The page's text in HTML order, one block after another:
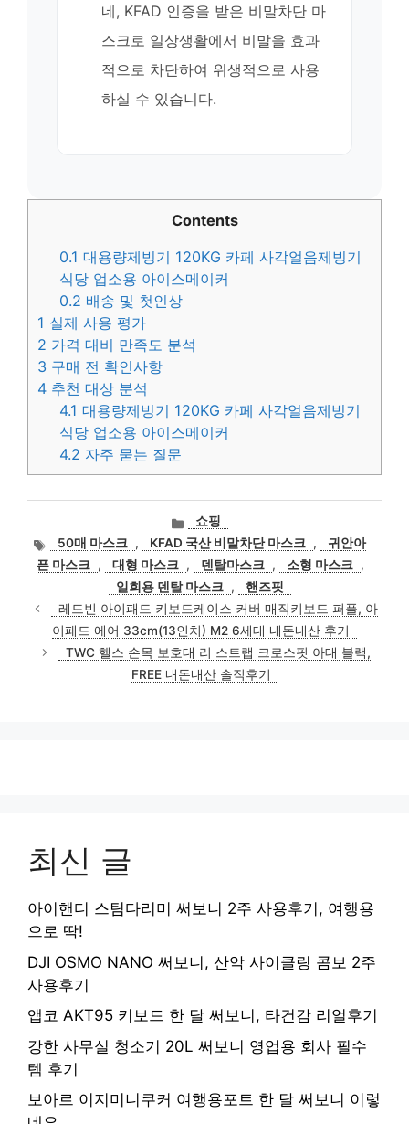
네, KFAD 인증을 받은 비말차단 마
스크로 일상생활에서 비말을 효과
적으로 차단하여 위생적으로 사용
하실 수 있습니다.
Contents
0.1 대용량제빙기 120KG 카페 사각얼음제빙기
식당 업소용 아이스메이커
0.2 배송 및 첫인상
1 실제 사용 평가
2 가격 대비 만족도 분석
3 구매 전 확인사항
4 추천 대상 분석
4.1 대용량제빙기 120KG 카페 사각얼음제빙기
식당 업소용 아이스메이커
4.2 자주 묻는 질문
카
테
고
리
쇼핑
태
그
50매 마스크 , KFAD 국산 비말차단 마스크 ,
귀안아
픈 마스크 , 대형 마스크 , 덴탈마스크 , 소형 마스크 ,
일회용 덴탈 마스크 ,
핸즈핏
레드빈 아이패드 키보드케이스 커버 매직키보드 퍼플, 아
이패드 에어 33cm(13인치) M2 6세대 내돈내산 후기
TWC 헬스 손목 보호대 리 스트랩 크로스핏 아대 블랙,
FREE 내돈내산 솔직후기
최신 글
아이핸디 스팀다리미 써보니 2주 사용후기, 여행용
으로 딱!
DJI OSMO NANO 써보니, 산악 사이클링 콤보 2주
사용후기
앱코 AKT95 키보드 한 달 써보니, 타건감 리얼후기
강한 사무실 청소기 20L 써보니 영업용 회사 필수
템 후기
보아르 이지미니쿠커 여행용포트 한 달 써보니 이렇